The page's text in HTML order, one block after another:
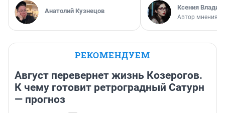
Анатолий Кузнецов Ксения
Автор мнения
РЕКОМЕНДУЕМ
Август перевернет жизнь Козерогов.
К чему готовит ретроградный Сатурн
— прогноз